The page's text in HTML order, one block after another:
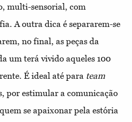
multi-sensorial, com
A outra dica é separarem-se
no final, as peças da
um terá vivido aqueles 100
É ideal até para team
por estimular a comunicação
se apaixonar pela estória